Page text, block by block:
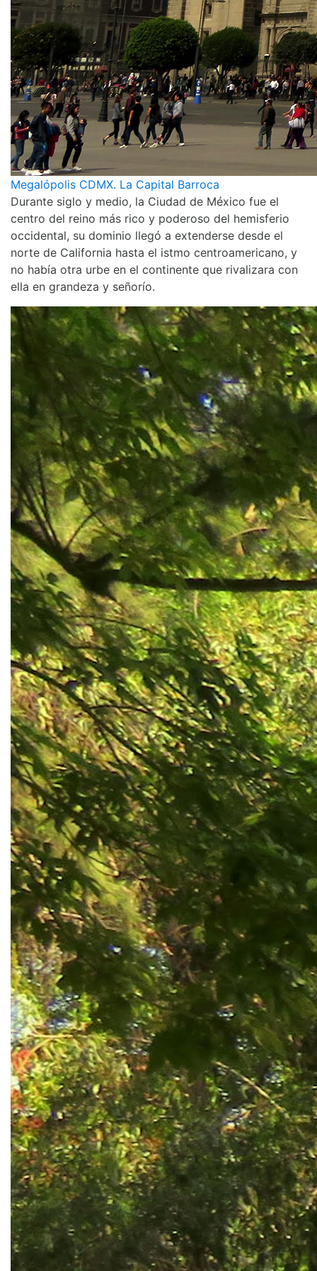
Megalópolis CDMX. La Capital Barroca
Durante siglo y medio, la Ciudad de México fue el
centro del reino más rico y poderoso del hemisferio
occidental, su dominio llegó a extenderse desde el
norte de California hasta el istmo centroamericano, y
no había otra urbe en el continente que rivalizara con
ella en grandeza y señorío.